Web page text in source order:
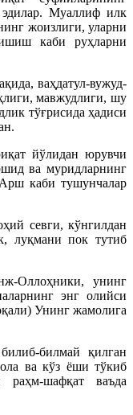
эдилар. Муаллиф илк
жоизлиги, уларни
каби руҳларни
ваҳдатул-вужуд-
мавжудлиги, шу
тўғрисида ҳадиси
йўлидан юрувчи
ва муридларнинг
каби тушунчалар
севги, кўнгилдан
луқмани пок тутиб
Оллоҳники, унинг
энг олийси
Унинг жамолига
билмай қилган
ва кўз ёши тўкиб
раҳм-шафқат ваъда